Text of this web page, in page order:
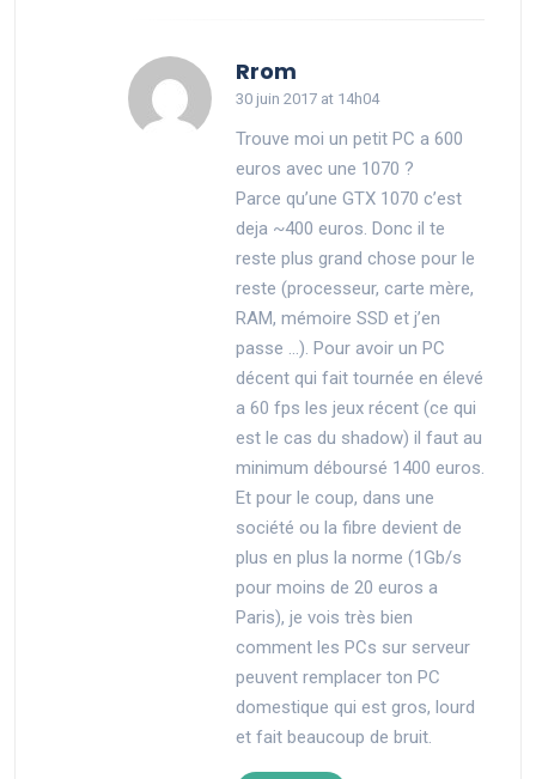
Rrom
30 juin 2017 at 14h04
Trouve moi un petit PC a 600
euros avec une 1070 ?
Parce qu’une GTX 1070 c’est
deja ~400 euros. Donc il te
reste plus grand chose pour le
reste (processeur, carte mère,
RAM, mémoire SSD et j’en
passe …). Pour avoir un PC
décent qui fait tournée en élevé
a 60 fps les jeux récent (ce qui
est le cas du shadow) il faut au
minimum déboursé 1400 euros.
Et pour le coup, dans une
société ou la fibre devient de
plus en plus la norme (1Gb/s
pour moins de 20 euros a
Paris), je vois très bien
comment les PCs sur serveur
peuvent remplacer ton PC
domestique qui est gros, lourd
et fait beaucoup de bruit.